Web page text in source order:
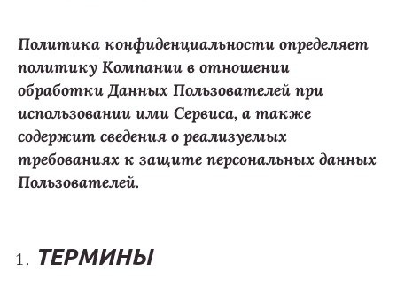
Политика конфиденциальности определяет
политику Компании в отношении
обработки Данных Пользователей при
использовании ими Сервиса, а также
содержит сведения о реализуемых
требованиях к защите персональных данных
Пользователей.
ТЕРМИНЫ